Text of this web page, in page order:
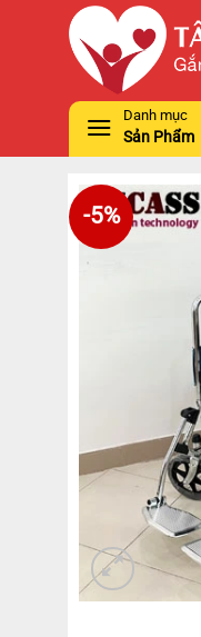
Danh mục
Sản Phẩm
-5%